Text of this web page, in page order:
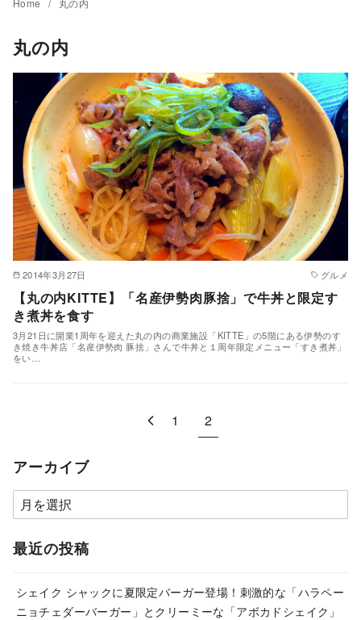
Home 丸の内
丸の内
2014年3月27日 グルメ
【丸の内KITTE】「名産伊勢肉豚捨」で牛丼と限定す
き煮丼を食す
3月21日に開業1周年を迎えた丸の内の商業施設「KITTE」の5階にある伊勢のす
き焼き牛丼店「名産伊勢肉 豚捨」さんで牛丼と１周年限定メニュー「すき煮丼」
をい…
1 2
アーカイブ
ア
ー
カ
ブ
最近の投稿
シェイク シャックに夏限定バーガー登場！刺激的な「ハラペー
ニョチェダーバーガー」とクリーミーな「アボカドシェイク」